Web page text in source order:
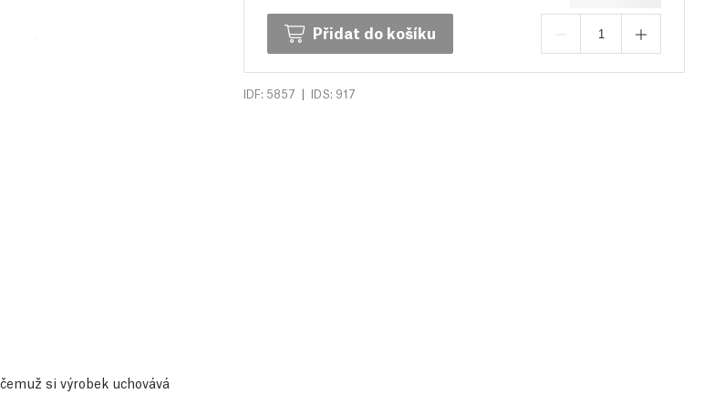
Přidat do košíku
IDF: 5857 | IDS: 917
si výrobek uchovává